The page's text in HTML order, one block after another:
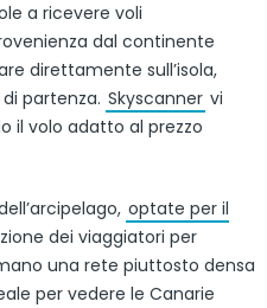
a ricevere voli
dal continente
direttamente sull’isola,
partenza. Skyscanner vi
il volo adatto al prezzo
optate per il
dei viaggiatori per
una rete piuttosto densa
per vedere le Canarie